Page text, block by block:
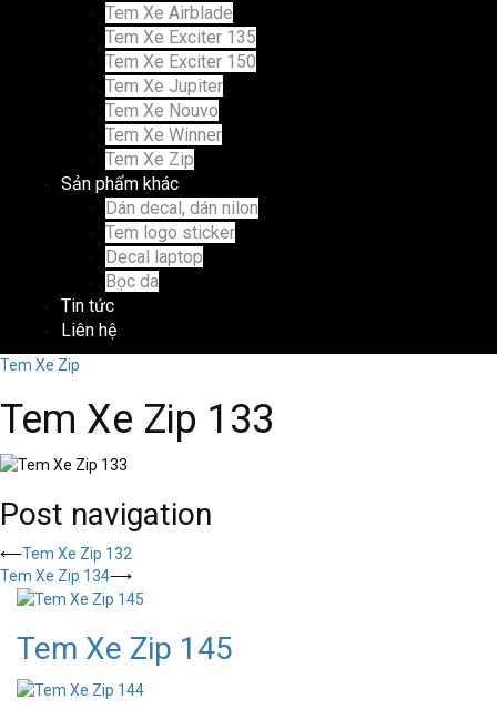
Tem Xe Airblade
Tem Xe Exciter 135
Tem Xe Exciter 150
Tem Xe Jupiter
Tem Xe Nouvo
Tem Xe Winner
Tem Xe Zip
Sản phẩm khác
Dán decal, dán nilon
Tem logo sticker
Decal laptop
Bọc da
Tin tức
Liên hệ
Tem Xe Zip
Tem Xe Zip 133
Post navigation
⟵Tem Xe Zip 132
Tem Xe Zip 134⟶
Tem Xe Zip 145